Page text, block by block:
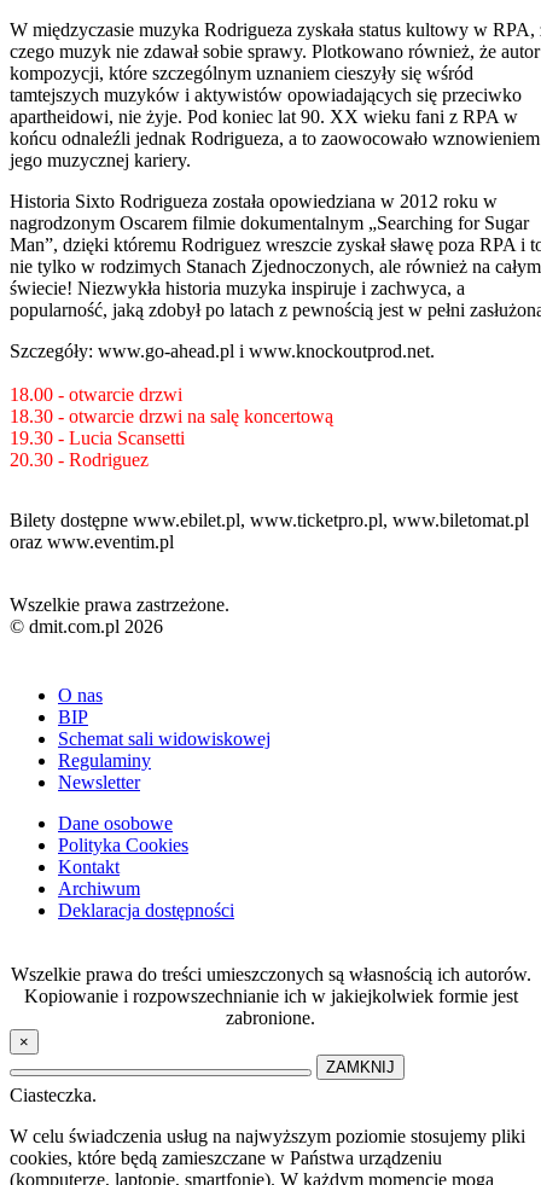
W międzyczasie muzyka Rodrigueza zyskała status kultowy w RPA,
czego muzyk nie zdawał sobie sprawy. Plotkowano również, że autor
kompozycji, które szczególnym uznaniem cieszyły się wśród
tamtejszych muzyków i aktywistów opowiadających się przeciwko
apartheidowi, nie żyje. Pod koniec lat 90. XX wieku fani z RPA w
końcu odnaleźli jednak Rodrigueza, a to zaowocowało wznowieniem
jego muzycznej kariery.
Historia Sixto Rodrigueza została opowiedziana w 2012 roku w
nagrodzonym Oscarem filmie dokumentalnym „Searching for Sugar
Man”, dzięki któremu Rodriguez wreszcie zyskał sławę poza RPA i
nie tylko w rodzimych Stanach Zjednoczonych, ale również na całym
świecie! Niezwykła historia muzyka inspiruje i zachwyca, a
popularność, jaką zdobył po latach z pewnością jest w pełni
Szczegóły: www.go-ahead.pl i www.knockoutprod.net.
18.00 - otwarcie drzwi
18.30 - otwarcie drzwi na salę koncertową
19.30 - Lucia Scansetti
20.30 - Rodriguez
Bilety dostępne www.ebilet.pl, www.ticketpro.pl, www.biletomat.pl
oraz www.eventim.pl
Wszelkie prawa zastrzeżone.
© dmit.com.pl 2026
O nas
BIP
Schemat sali widowiskowej
Regulaminy
Newsletter
Dane osobowe
Polityka Cookies
Kontakt
Archiwum
Deklaracja dostępności
Wszelkie prawa do treści umieszczonych są własnością ich autorów.
Kopiowanie i rozpowszechnianie ich w jakiejkolwiek formie jest
zabronione.
×
ZAMKNIJ
Ciasteczka.
W celu świadczenia usług na najwyższym poziomie stosujemy pliki
cookies, które będą zamieszczane w Państwa urządzeniu
(komputerze, laptopie, smartfonie). W każdym momencie mogą